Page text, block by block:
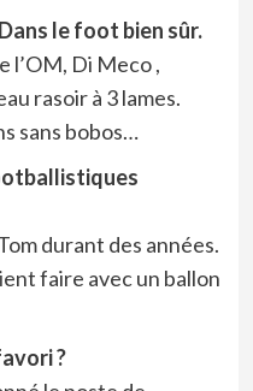
le foot bien sûr.
l’OM, Di Meco ,
rasoir à 3 lames.
sans bobos…
durant des années.
faire avec un ballon
?